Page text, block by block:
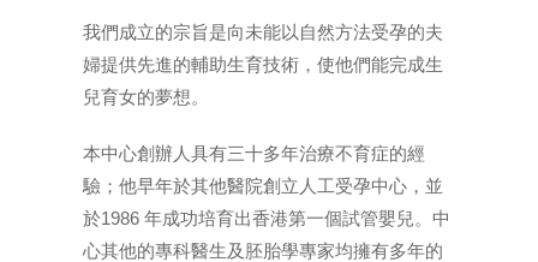
我們成立的宗旨是向未能以自然方法受孕的夫
婦提供先進的輔助生育技術，使他們能完成生
兒育女的夢想。
本中心創辦人具有三十多年治療不育症的經
驗；他早年於其他醫院創立人工受孕中心，並
於1986 年成功培育出香港第一個試管嬰兒。中
心其他的專科醫生及胚胎學專家均擁有多年的